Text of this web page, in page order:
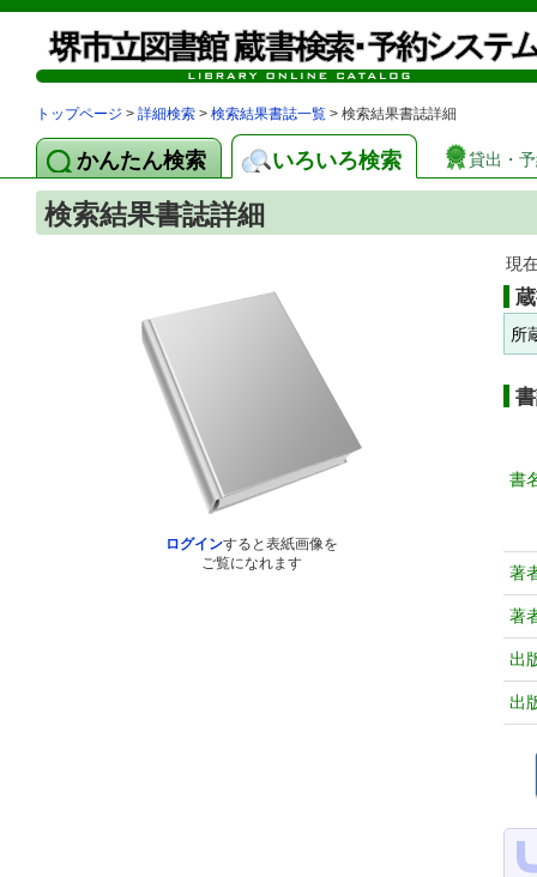
トップページ > 詳細検索 > 検索結果書誌一覧 > 検索結果書誌詳細
かんたん検索 いろいろ検索 貸出・
検索結果書誌詳細
ログインすると表紙画像を
ご覧になれます
現
所
書
著
著
出
出